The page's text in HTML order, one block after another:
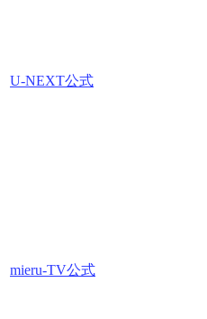
U-NEXT公式
mieru-TV公式